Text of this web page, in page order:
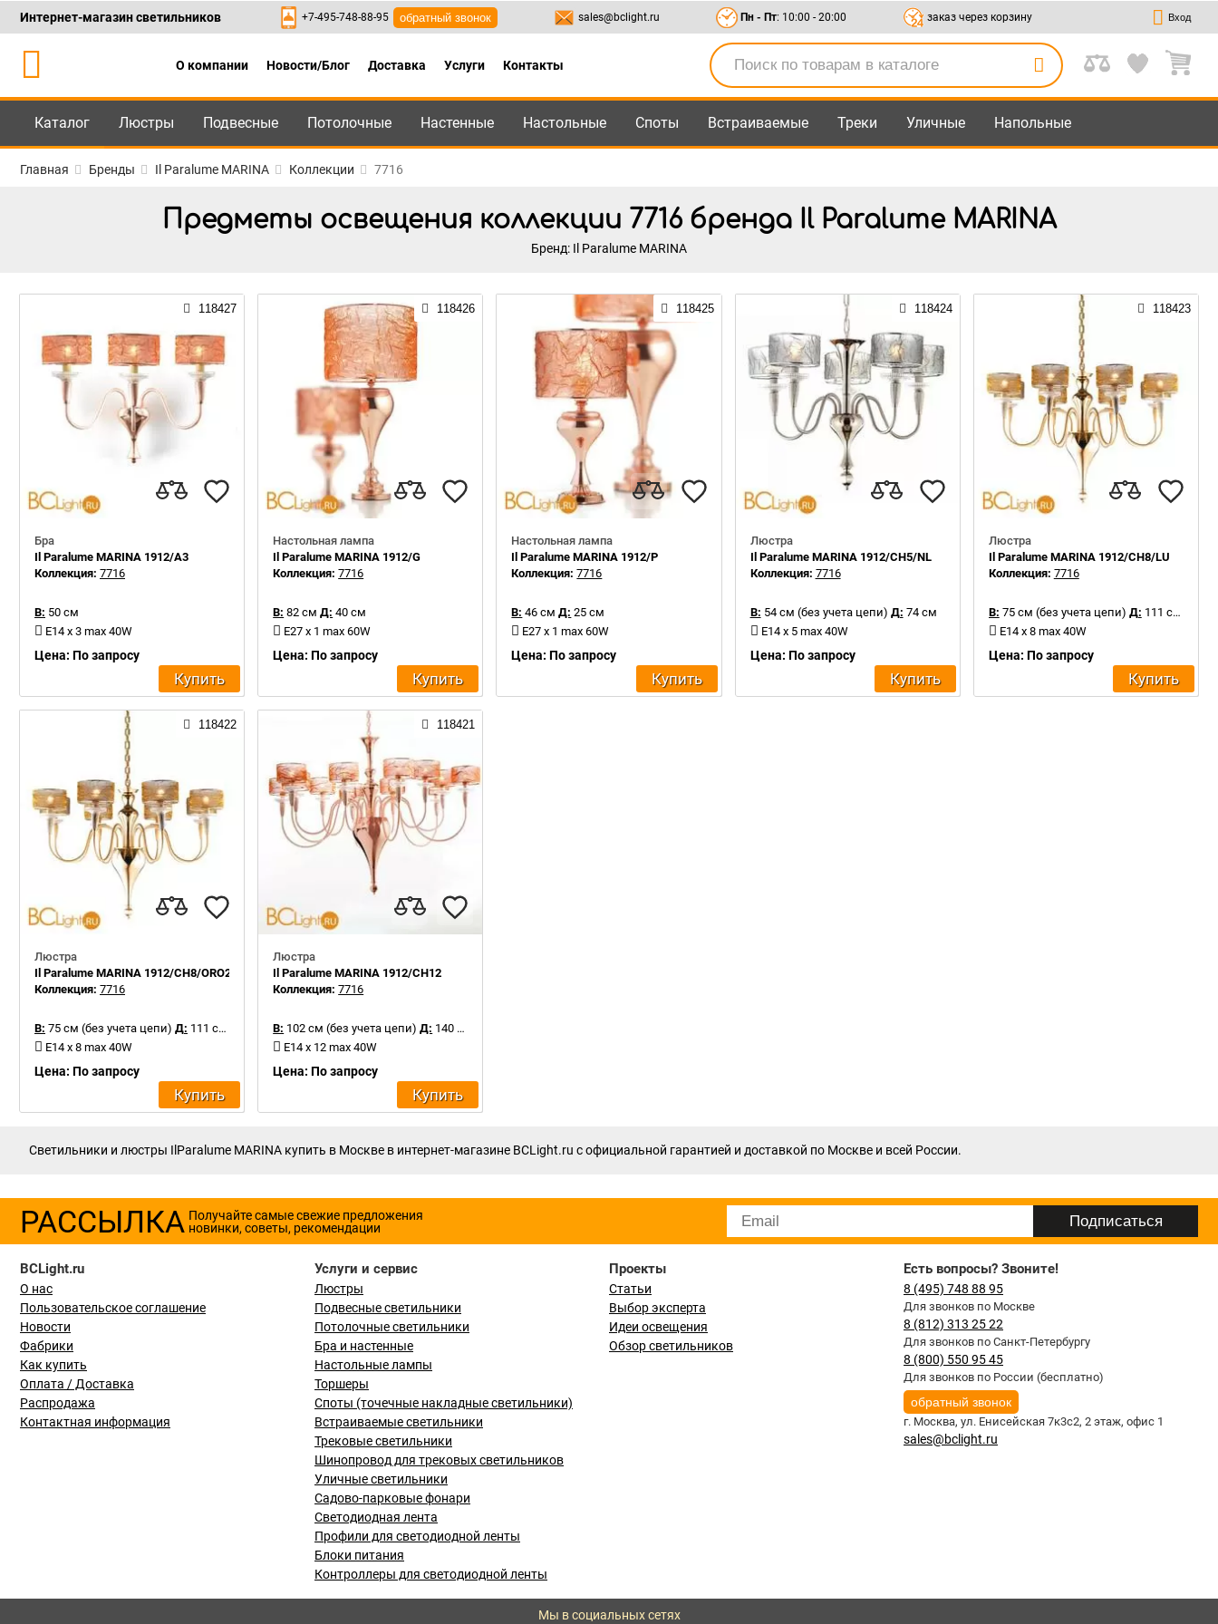
Каталог +7-495-748-88-95 ,8-800-550-95-45 sales@bclight.ru
Интернет-магазин светильников +7-495-748-88-95 обратный звонок sales@bclight.ru Пн - Пт: 10:00 - 20:00 заказ через корзину Вход
О компании Новости/Блог Доставка Услуги Контакты
Каталог Люстры Подвесные Потолочные Настенные Настольные Споты Встраиваемые Треки Уличные Напольные
Главная Бренды Il Paralume MARINA Коллекции 7716
Предметы освещения коллекции 7716 бренда Il Paralume MARINA
Бренд: Il Paralume MARINA
118427
Бра
Il Paralume MARINA 1912/A3
Коллекция: 7716
В: 50 см
E14 x 3 max 40W
Цена: По запросу
Купить
118426
Настольная лампа
Il Paralume MARINA 1912/G
Коллекция:7716
В: 82 см Д: 40 см
E27 x 1 max 60W
Цена: По запросу
Купить
118425
Настольная лампа
Il Paralume MARINA 1912/P
Коллекция:7716
В: 46 см Д: 25 см
E27 x 1 max 60W
Цена: По запросу
Купить
118424
Люстра
Il Paralume MARINA 1912/CH5/NL
Коллекция: 7716
В: 54 см (без учета цепи) Д: 74 см
E14 x 5 max 40W
Цена: По запросу
Купить
118423
Люстра
Il Paralume MARINA 1912/CH8/LU
Коллекция: 7716
В: 75 см (без учета цепи) Д: 111 см
E14 x 8 max 40W
Цена: По запросу
Купить
118422
Люстра
Il Paralume MARINA 1912/CH8/ORO24K
Коллекция: 7716
В: 75 см (без учета цепи) Д: 111 см
E14 x 8 max 40W
Цена: По запросу
Купить
118421
Люстра
Il Paralume MARINA 1912/CH12
Коллекция:7716
В: 102 см (без учета цепи) Д: 140 см
E14 x 12 max 40W
Цена: По запросу
Купить
Светильники и люстры IlParalume MARINA купить в Москве в интернет-магазине BCLight.ru с официальной гарантией и доставкой по Москве и всей России.
РАССЫЛКА Получайте самые свежие предложения
новинки, советы, рекомендации
BCLight.ru
О нас
Пользовательское соглашение
Новости
Фабрики
Как купить
Оплата / Доставка
Распродажа
Контактная информация
Услуги и сервис
Люстры
Подвесные светильники
Потолочные светильники
Бра и настенные
Настольные лампы
Торшеры
Споты (точечные накладные светильники)
Встраиваемые светильники
Трековые светильники
Шинопровод для трековых светильников
Уличные светильники
Садово-парковые фонари
Светодиодная лента
Профили для светодиодной ленты
Блоки питания
Контроллеры для светодиодной ленты
Проекты
Статьи
Выбор эксперта
Идеи освещения
Обзор светильников
Есть вопросы? Звоните!
8 (495) 748 88 95
Для звонков по Москве
8 (812) 313 25 22
Для звонков по Санкт-Петербургу
8 (800) 550 95 45
Для звонков по России (бесплатно)
обратный звонок
г. Москва, ул. Енисейская 7к3с2, 2 этаж, офис 1
sales@bclight.ru
Мы в социальных сетях